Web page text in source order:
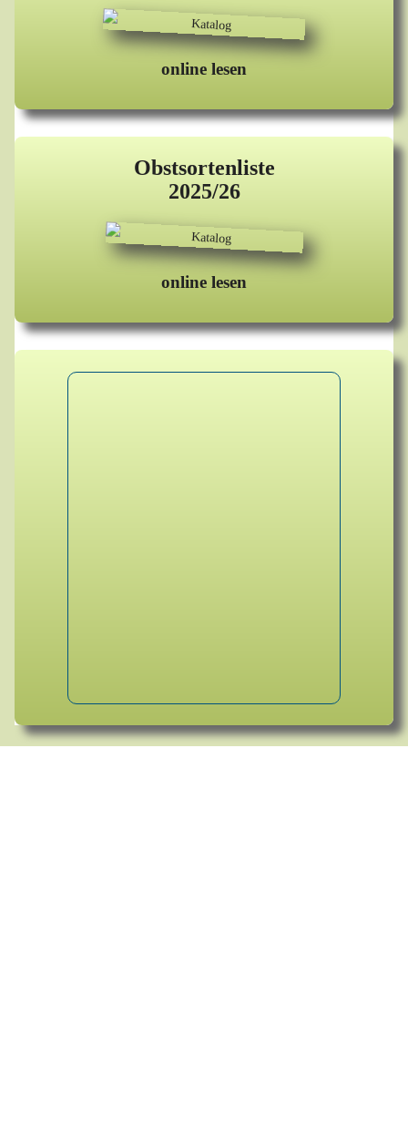
online lesen
Obstsortenliste
2025/26
online lesen